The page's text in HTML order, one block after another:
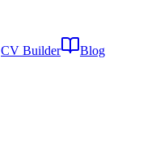
CV Builder Blog